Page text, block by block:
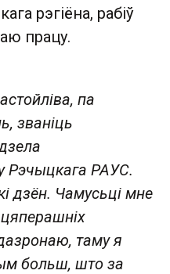
рэгіёна, рабіў
працу.
па
званіць
Рэчыцкага РАУС.
дзён. Чамусьці мне
таму я
больш, што за